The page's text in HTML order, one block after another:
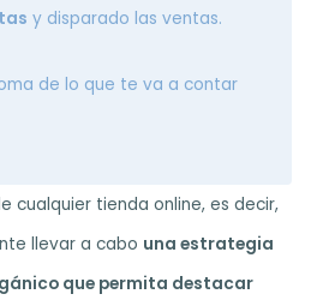
y disparado las ventas.
de lo que te va a contar
cualquier tienda online, es decir,
llevar a cabo una estrategia
que permita destacar